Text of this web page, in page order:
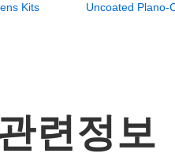
Kits Uncoated Plano-
련정보